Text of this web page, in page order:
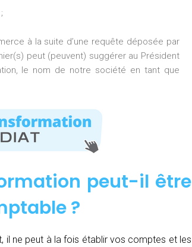
à la suite d’une requête déposée par
peut (peuvent) suggérer au Président
le nom de notre société en tant que
peut-il être
?
il ne peut à la fois établir vos comptes et les